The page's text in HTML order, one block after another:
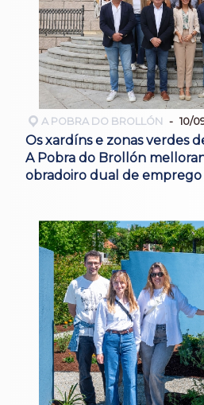
A POBRA DO BROLLÓN 10/
Os xardíns e zonas verdes
A Pobra do Brollón
obradoiro dual de emprego